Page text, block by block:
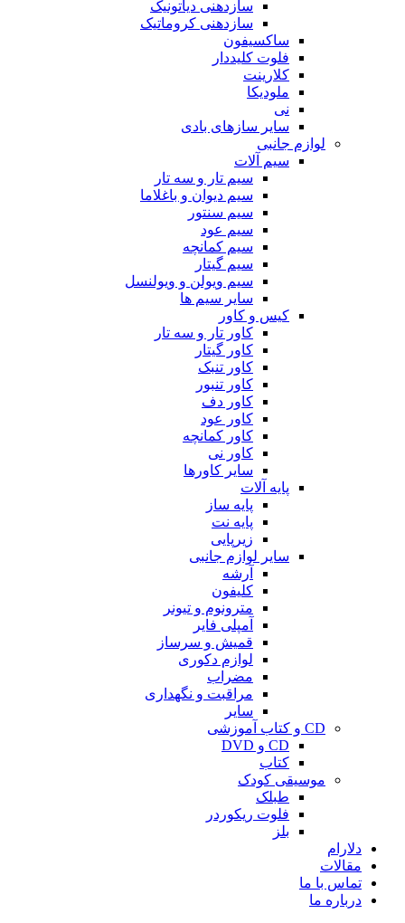
سازدهنی دیاتونیک
سازدهنی کروماتیک
ساکسیفون
فلوت کلیددار
کلارینت
ملودیکا
نی
سایر سازهای بادی
لوازم جانبی
سیم آلات
سیم تار و سه تار
سیم دیوان و باغلاما
سیم سنتور
سیم عود
سیم کمانچه
سیم گیتار
سیم ویولن و ویولنسل
سایر سیم ها
کیس و کاور
کاور تار و سه تار
کاور گیتار
کاور تنبک
کاور تنبور
کاور دف
کاور عود
کاور کمانچه
کاور نی
سایر کاورها
پایه آلات
پایه ساز
پایه نت
زیرپایی
سایر لوازم جانبی
آرشه
کلیفون
مترونوم و تیونر
آمپلی فایر
قمیش و سرساز
لوازم دکوری
مضراب
مراقبت و نگهداری
سایر
CD و کتاب آموزشی
CD و DVD
کتاب
موسیقی کودک
طبلک
فلوت ریکوردر
بلز
دلارام
مقالات
تماس با ما
درباره ما